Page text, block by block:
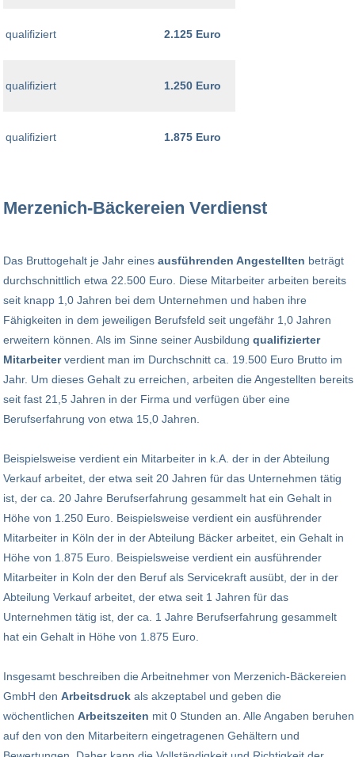
qualifiziert 2.125 Euro
qualifiziert 1.250 Euro
qualifiziert 1.875 Euro
Merzenich-Bäckereien Verdienst
Das Bruttogehalt je Jahr eines ausführenden Angestellten beträgt
durchschnittlich etwa 22.500 Euro. Diese Mitarbeiter arbeiten bereits
seit knapp 1,0 Jahren bei dem Unternehmen und haben ihre
Fähigkeiten in dem jeweiligen Berufsfeld seit ungefähr 1,0 Jahren
erweitern können. Als im Sinne seiner Ausbildung qualifizierter
Mitarbeiterverdient man im Durchschnitt ca. 19.500 Euro Brutto im
Jahr. Um dieses Gehalt zu erreichen, arbeiten die Angestellten bereits
seit fast 21,5 Jahren in der Firma und verfügen über eine
Berufserfahrung von etwa 15,0 Jahren.
Beispielsweise verdient ein Mitarbeiter in k.A. der in der Abteilung
Verkauf arbeitet, der etwa seit 20 Jahren für das Unternehmen tätig
ist, der ca. 20 Jahre Berufserfahrung gesammelt hat ein Gehalt in
Höhe von 1.250 Euro. Beispielsweise verdient ein ausführender
Mitarbeiter in Köln der in der Abteilung Bäcker arbeitet, ein Gehalt in
Höhe von 1.875 Euro. Beispielsweise verdient ein ausführender
Mitarbeiter in Koln der den Beruf als Servicekraft ausübt, der in der
Abteilung Verkauf arbeitet, der etwa seit 1 Jahren für das
Unternehmen tätig ist, der ca. 1 Jahre Berufserfahrung gesammelt
hat ein Gehalt in Höhe von 1.875 Euro.
Insgesamt beschreiben die Arbeitnehmer von Merzenich-Bäckereien
GmbH den Arbeitsdruck als akzeptabel und geben die
wöchentlichen Arbeitszeiten mit 0 Stunden an. Alle Angaben beruhen
auf den von den Mitarbeitern eingetragenen Gehältern und